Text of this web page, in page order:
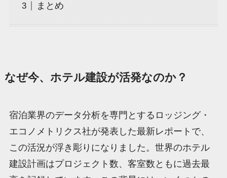
まとめ
なぜ今、ホテル建設が活発なのか？
宿泊業界のデータ分析を専門とするロッジング・
エコノメトリクス社が発表した最新レポートで、
この活況が浮き彫りになりました。世界のホテル
建設計画はプロジェクト数、客室数ともに過去最